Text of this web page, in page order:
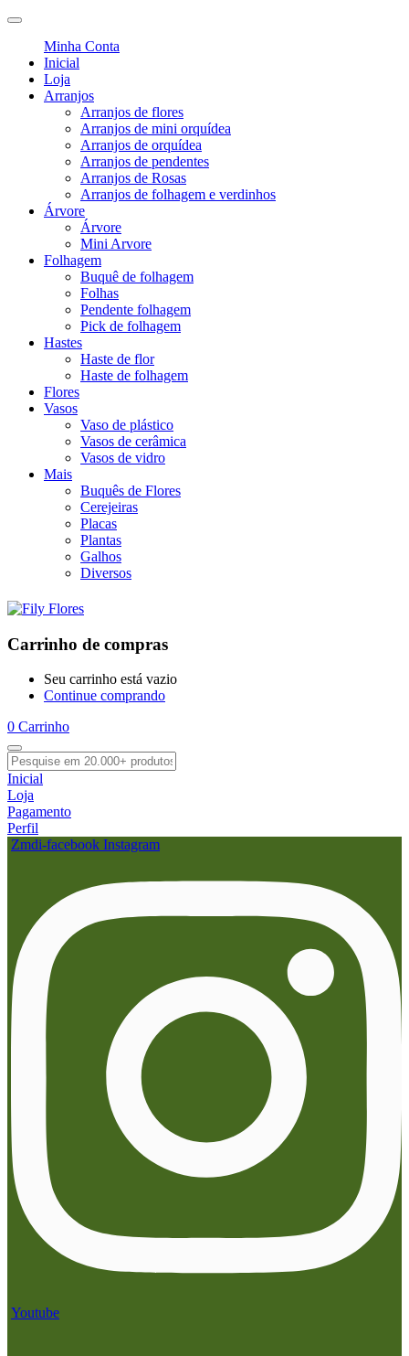
Minha Conta
Inicial
Loja
Arranjos
Arranjos de flores
Arranjos de mini orquídea
Arranjos de orquídea
Arranjos de pendentes
Arranjos de Rosas
Arranjos de folhagem e verdinhos
Árvore
Árvore
Mini Arvore
Folhagem
Buquê de folhagem
Folhas
Pendente folhagem
Pick de folhagem
Hastes
Haste de flor
Haste de folhagem
Flores
Vasos
Vaso de plástico
Vasos de cerâmica
Vasos de vidro
Mais
Buquês de Flores
Cerejeiras
Placas
Plantas
Galhos
Diversos
Carrinho de compras
Seu carrinho está vazio
Continue comprando
0 Carrinho
Inicial
Loja
Pagamento
Perfil
Zmdi-facebook Instagram
Youtube